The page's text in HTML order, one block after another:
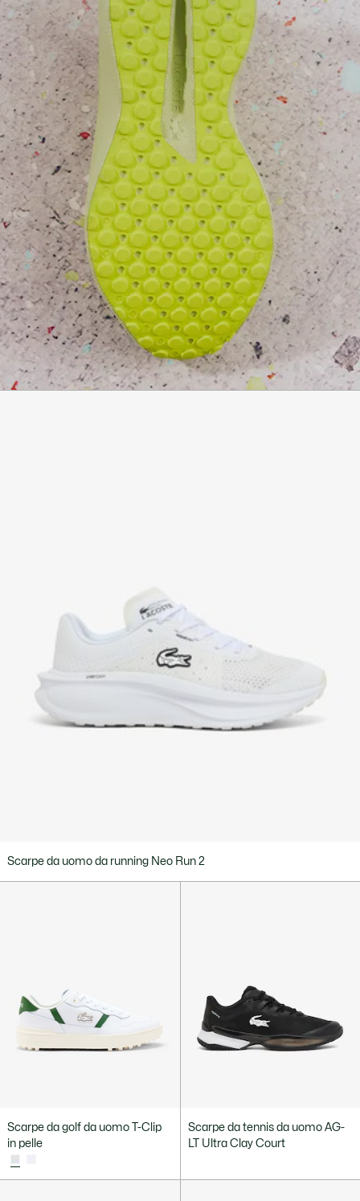
Scarpe da uomo da running Neo Run 2
Scarpe da golf da uomo T-Clip
in pelle
Scarpe da tennis da uomo AG-
LT Ultra Clay Court